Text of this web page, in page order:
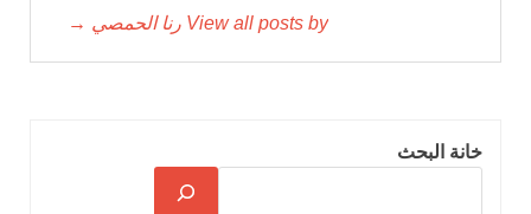
View all posts by رنا الحمصي →
خانة البحث